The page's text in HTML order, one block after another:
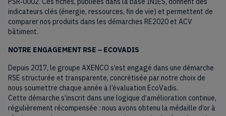
indicateurs clés (énergie, ressources, fin de vie) et permettent de
comparer nos produits dans les démarches RE2020 et ACV
bâtiment.
NOTRE ENGAGEMENT RSE – ECOVADIS
Depuis 2017, le groupe AXENCO s’est engagé dans une démarche
RSE structurée et transparente, concrétisée par notre choix de
nous soumettre chaque année à l’évaluation EcoVadis.
Cette démarche s’inscrit dans une logique d’amélioration continue,
régulièrement récompensée : nous avons obtenu la médaille d’or à